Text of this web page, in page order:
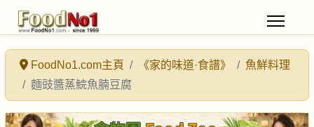
FoodNo1.com主頁 《家的味道·食譜》
魚鮮料理
麵豉醬蒸鯇魚腩豆腐